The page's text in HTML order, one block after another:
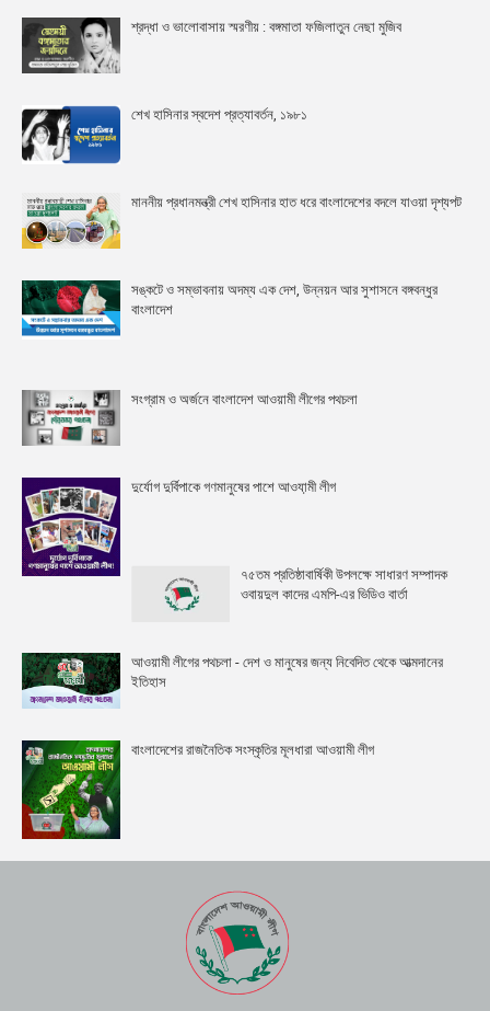
শ্রদ্ধা ও ভালোবাসায় স্মরণীয় : বঙ্গমাতা ফজিলাতুন নেছা মুজিব
শেখ হাসিনার স্বদেশ প্রত্যাবর্তন, ১৯৮১
মাননীয় প্রধানমন্ত্রী শেখ হাসিনার হাত ধরে বাংলাদেশের বদলে যাওয়া দৃশ্যপট
সঙ্কটে ও সম্ভাবনায় অদম্য এক দেশ, উন্নয়ন আর সুশাসনে বঙ্গবন্ধুর
বাংলাদেশ
সংগ্রাম ও অর্জনে বাংলাদেশ আওয়ামী লীগের পথচলা
দুর্যোগ দুর্বিপাকে গণমানুষের পাশে আওযা়মী লীগ
৭৫তম প্রতিষ্ঠাবার্ষিকী উপলক্ষে সাধারণ সম্পাদক
ওবায়দুল কাদের এমপি-এর ভিডিও বার্তা
আওয়ামী লীগের পথচলা - দেশ ও মানুষের জন্য নিবেদিত থেকে আত্মদানের
ইতিহাস
বাংলাদেশের রাজনৈতিক সংস্কৃতির মূলধারা আওয়ামী লীগ